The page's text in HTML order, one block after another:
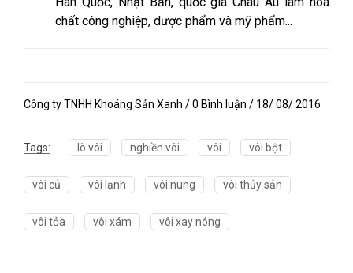
chất công nghiệp, dược phẩm và mỹ phẩm...
Công ty TNHH Khoáng Sản Xanh / 0 Bình luận / 18/ 08/ 2016
Tags: lò vôi nghiền vôi vôi vôi bột
vôi củ vôi lạnh vôi nung vôi thủy sản
vôi tỏa vôi xám vôi xay nóng